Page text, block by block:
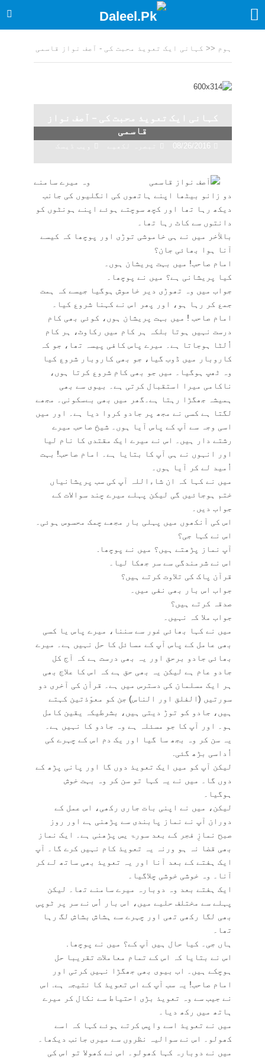
ہوم << کہانی ایک تعویذ محبت کی - آصف نواز قاسمی
کہانی ایک تعویذ محبت کی – آصف نواز
قاسمی
08/26/2016
وہ میرے سامنے
دو زانو بیٹھا اپنے ہاتھوں کی انگلیوں کی جانب
دیکھ رہا تھا اور کچھ سوچتے ہوئے اپنے ہونٹوں کو
دانتوں سے کاٹ رہا تھا۔
بالآخر میں نے ہی خاموشی توڑی اور پوچھا کہ کیسے
آنا ہوا بھائی جان؟
امام صاحب! میں بہت پریشان ہوں۔
کیا پریشانی ہے؟ میں نے پوچھا۔
جواب میں وہ تھوڑی دیر خاموش ہوگیا جیسے کہ ہمت
جمع کر رہا ہو، اور پھر اس نے کہنا شروع کیا۔
امام صاحب ! میں بہت پریشان ہوں، کوئی بھی کام
درست نہیں ہوتا بلکہ ہر کام میں رکاوٹ، ہر کام
اُلٹا ہوجاتا ہے۔ میرے پاس کافی پیسہ تھا، جو کہ
کاروبار میں ڈوب گیا، جو بھی کاروبار شروع کیا
وہ ٹھپ ہوگیا۔ میں جو بھی کام شروع کرتا ہوں،
ناکامی میرا استقبال کرتی ہے۔ بیوی سے بھی
ہمیشہ جھگڑا رہتا ہے۔گھر میں بھی بےسکونی۔ مجھے
لگتا ہے کسی نے مجھ پر جادو کروا دیا ہے۔ اور میں
اسی وجہ سے آپ کے پاس آیا ہوں۔ شیخ صاحب میرے
رشتے دار ہیں۔ اس نے میرے ایک مقتدی کا نام لیا
اور انہوں نے ہی آپ کا بتایا ہے۔ امام صاحب! بہت
اُمید لے کر آیا ہوں۔
میں نے کہا کہ ان شاءاللہ آپ کی سب پریشانیاں
ختم ہوجائیں گی لیکن پہلے میرے چند سوالات کے
جواب دیں۔
اس کی آنکھوں میں پہلی بار مجھے چمک محسوس ہوئی۔
اس نے کہا جی؟
آپ نماز پڑھتے ہیں؟ میں نے پوچھا.
اس نے شرمندگی سے سر جھکا لیا۔
قرآن پاک کی تلاوت کرتے ہیں؟
جواب اس بار بھی نفی میں۔
صدقہ کرتے ہیں؟
جواب ملا کہ نہیں۔
میں نے کہا بھائی غور سے سننا، میرے پاس یا کسی
بھی عامل کے پاس آپ کے مسائل کا حل نہیں ہے۔ میرے
بھائی جادو برحق اور یہ بھی درست ہے کہ آج کل
جادو عام ہے لیکن یہ بھی حق ہے کہ اس کا علاج بھی
ہر ایک مسلمان کی دسترس میں ہے۔ قرآن کی آخری دو
سورتیں (الفلق اور الناس) جن کو معوّذتین کہتے
ہیں، جادو کو توڑ دیتی ہیں، بشرطیکہ یقین کامل
ہو۔ اور آپ کا جو مسئلہ ہے وہ جادو کا نہیں ہے۔
یہ سن کر وہ بجھ سا گیا اور یک دم اس کے چہرے کی
اُداسی بڑھ گئی.
لیکن آپ کو میں ایک تعویذ دوں گا اور پانی پڑھ کے
دوں گا۔ میں نے یہ کہا تو سن کر وہ بہت خوش
ہوگیا۔
لیکن، میں نے اپنی بات جاری رکھی، اس عمل کے
دوران آپ نے نماز پابندی سے پڑھنی ہے اور روز
صبح نمازِ فجر کے بعد سورۃ یس پڑھنی ہے۔ ایک نماز
بھی قضا نہ ہو ورنہ یہ تعویذ کام نہیں کرے گا۔ آپ
ایک ہفتے کے بعد آنا اور یہ تعویذ بھی ساتھ لے کر
آنا۔ وہ خوشی خوشی چلاگیا۔
ایک ہفتے بعد وہ دوبارہ میرے سامنے تھا۔ لیکن
پہلے سے مختلف حلیے میں، اس بار اُس نے سر پر ٹوپی
بھی لگا رکھی تھی اور چہرے سے ہشاش بشاش لگ رہا
تھا۔
ہاں جی۔ کیا حال ہیں آپ کے؟ میں نے پوچھا.
اس نے بتایا کہ اس کے تمام معاملات تقریبا حل
ہوچکے ہیں۔ اب بیوی بھی جھگڑا نہیں کرتی اور
امام صاحب! یہ سب آپ کے اس تعویذ کا نتیجہ ہے. اس
نے جیب سے وہ تعویذ بڑی احتیاط سے نکال کر میرے
ہاتھ میں رکھ دیا۔
میں نے تعویذ اسے واپس کرتے ہوئے کہا کہ اسے
کھولو۔ اس نے سوالیہ نظروں سے میری جانب دیکھا۔
میں نے دوبارہ کہا کھولو۔ اس نے کھولا تو اس کی